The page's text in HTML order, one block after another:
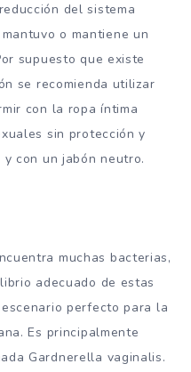
del sistema
o mantiene un
supuesto que existe
se recomienda utilizar
con la ropa íntima
sin protección y
con un jabón neutro.
muchas bacterias,
adecuado de estas
perfecto para la
Es principalmente
Gardnerella vaginalis.